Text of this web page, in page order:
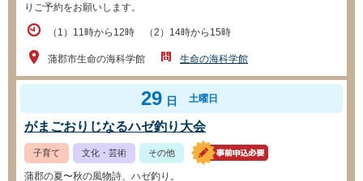
りご予約をお願いします。
（1）11時から12時 （2）14時から15時
蒲郡市生命の海科学館 生命の海科学館
29 日 土曜日
がまごおりじなるハゼ釣り大会
子育て 文化・芸術 その他
蒲郡の夏〜秋の風物詩、ハゼ釣り。